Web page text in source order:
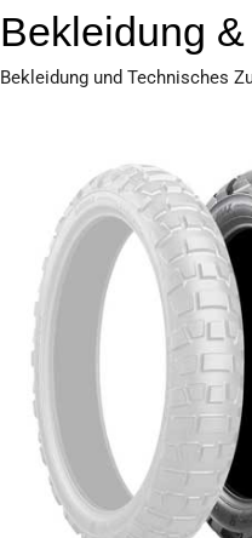
Bekleidung
Bekleidung und Technisches